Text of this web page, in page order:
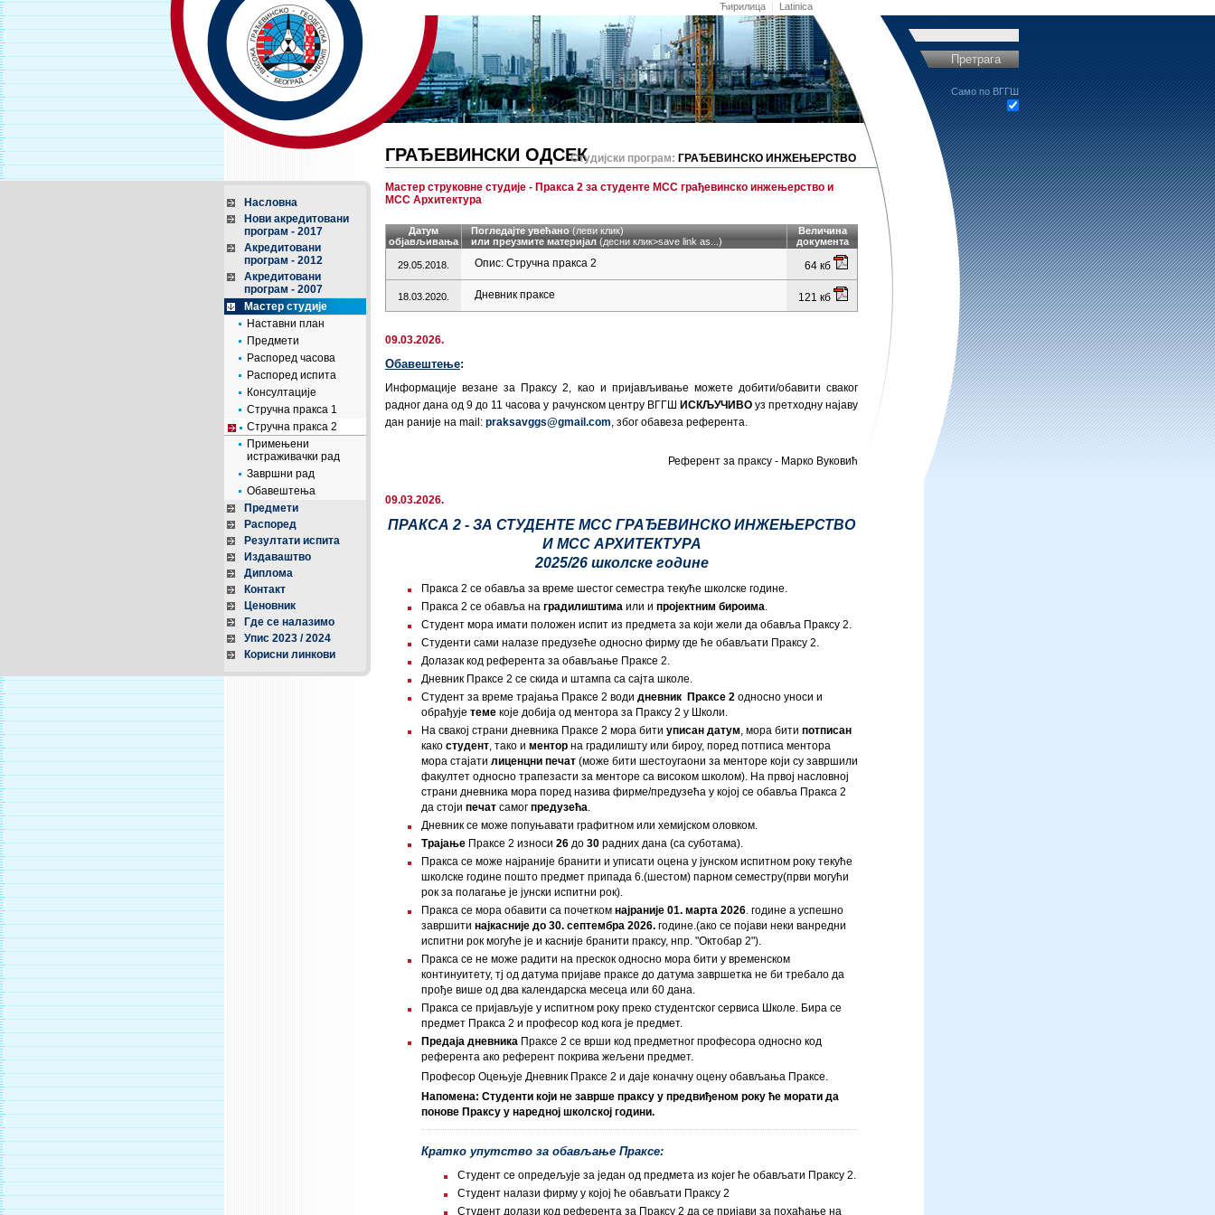
Ћирилица | Latinica
ГРАЂЕВИНСКИ ОДСЕКСтудијски програм: ГРАЂЕВИНСКО ИНЖЕЊЕРСТВО
Претрага
Само по ВГГШ
Насловна
Нови акредитовани
програм - 2017
Акредитовани
програм - 2012
Акредитовани
програм - 2007
Мастер студије
Наставни план
Предмети
Распоред часова
Распоред испита
Консултације
Стручна пракса 1
Стручна пракса 2
Примењени
истраживачки рад
Завршни рад
Обавештења
Предмети
Распоред
Резултати испита
Издаваштво
Диплома
Контакт
Ценовник
Где се налазимо
Упис 2023 / 2024
Корисни линкови
Мастер струковне студије - Пракса 2 за студенте МСС грађевинско инжењерство и
МСС Архитектура
Датум
објављивања
Погледајте увећано(леви клик)
или преузмите материјал (десни клик>save link as ...)
Величина
документа
29.05.2018. Опис: Стручна пракса 2 64 кб
18.03.2020. Дневник праксе 121 кб
09.03.2026.
Обавештење:
Информације везане за Праксу 2, као и пријављивање можете добити/обавити сваког
радног дана од 9 до 11 часова у рачунском центру ВГГШ ИСКЉУЧИВОуз претходну најаву
дан раније на mail: praksavggs@gmail.com, због обавеза референта.
Референт за праксу - Марко Вуковић
09.03.2026.
ПРАКСА 2 - ЗА СТУДЕНТЕ МСС ГРАЂЕВИНСКО ИНЖЕЊЕРСТВО
И МСС АРХИТЕКТУРА
2025/26 школске године
Пракса 2 се обавља за време шестог семестра текуће школске године.
Пракса 2 се обавља на градилиштима или и пројектним бироима.
Студент мора имати положен испит из предмета за који жели да обавља Праксу 2.
Студенти сами налазе предузеће односно фирму где ће обављати Праксу 2.
Долазак код референта за обављање Праксе 2.
Дневник Праксе 2 се скида и штампа са сајта школе.
Студент за време трајања Праксе 2 води дневник Праксе 2 односно уноси и
обрађује теме које добија од ментора за Праксу 2 у Школи.
На свакој страни дневника Праксе 2 мора бити уписан датум, мора бити потписан
како студент, тако и ментор на градилишту или бироу, поред потписа ментора
мора стајати лиценцни печат (може бити шестоугаони за менторе који су завршили
факултет односно трапезасти за менторе са високом школом). На првој насловној
страни дневника мора поред назива фирме/предузећа у којој се обавља Пракса 2
да стоји печат самог предузећа.
Дневник се може попуњавати графитном или хемијском оловком.
Трајање Праксе 2 износи 26 до 30 радних дана (са суботама).
Пракса се може најраније бранити и уписати оцена у јунском испитном року текуће
школске године пошто предмет припада 6.(шестом) парном семестру(први могући
рок за полагање је јунски испитни рок).
Пракса се мора обавити са почетком најраније 01. марта 2026. године а успешно
завршити најкасније до 30. септембра 2026. године.(ако се појави неки ванредни
испитни рок могуће је и касније бранити праксу, нпр. "Октобар 2").
Пракса се не може радити на прескок односно мора бити у временском
континуитету, тј од датума пријаве праксе до датума завршетка не би требало да
прође више од два календарска месеца или 60 дана.
Пракса се пријављује у испитном року преко студентског сервиса Школе. Бира се
предмет Пракса 2 и професор код кога је предмет.
Предаја дневника Праксе 2 се врши код предметног професора односно код
референта ако референт покрива жељени предмет.
Професор Оцењује Дневник Праксе 2 и даје коначну оцену обављања Праксе.
Напомена: Студенти који не заврше праксу у предвиђеном року ће морати да
понове Праксу у наредној школској години.
Кратко упутство за обављање Праксе:
Студент се опредељује за један од предмета из којег ће обављати Праксу 2.
Студент налази фирму у којој ће обављати Праксу 2
Студент долази код референта за Праксу 2 да се пријави за похађање на